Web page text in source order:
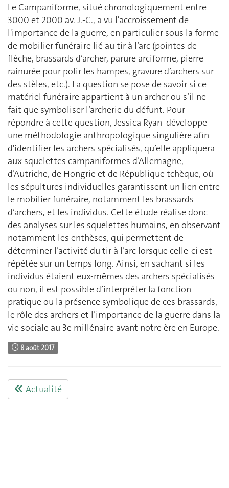
Le Campaniforme, situé chronologiquement entre
3000 et 2000 av. J.-C., a vu l'accroissement de
l'importance de la guerre, en particulier sous la forme
de mobilier funéraire lié au tir à l’arc (pointes de
flèche, brassards d’archer, parure arciforme, pierre
rainurée pour polir les hampes, gravure d’archers sur
des stèles, etc.). La question se pose de savoir si ce
matériel funéraire appartient à un archer ou s’il ne
fait que symboliser l’archerie du défunt. Pour
répondre à cette question, Jessica Ryan développe
une méthodologie anthropologique singulière afin
d'identifier les archers spécialisés, qu’elle appliquera
aux squelettes campaniformes d’Allemagne,
d’Autriche, de Hongrie et de République tchèque, où
les sépultures individuelles garantissent un lien entre
le mobilier funéraire, notamment les brassards
d’archers, et les individus. Cette étude réalise donc
des analyses sur les squelettes humains, en observant
notamment les enthèses, qui permettent de
déterminer l’activité du tir à l’arc lorsque celle-ci est
répétée sur un temps long. Ainsi, en sachant si les
individus étaient eux-mêmes des archers spécialisés
ou non, il est possible d’interpréter la fonction
pratique ou la présence symbolique de ces brassards,
le rôle des archers et l’importance de la guerre dans la
vie sociale au 3e millénaire avant notre ère en Europe.
8 août 2017
Actualité